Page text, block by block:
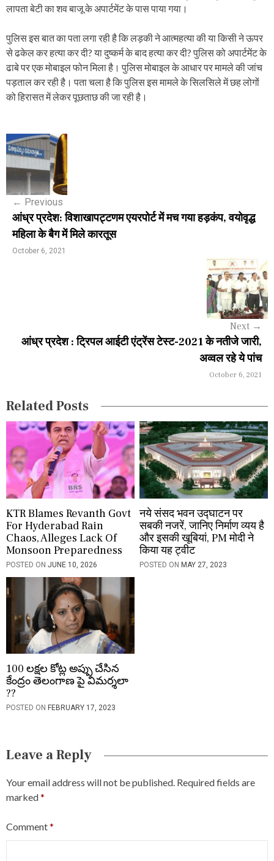
लापता बेटी का शव बाजू के अपार्टमेंट के पास पाया गया।
पुलिस इस बात का पता लगा रही है कि लड़की ने आत्महत्या की या किसी ने ऊपर
से ढकेल कर हत्या कर दी? या दुष्कर्म के बाद हत्या कर दी? पुलिस को अपार्टमेंट के
ढाबे पर एक मोबाइल फोन मिला है। पुलिस मोबाइल के आधार पर मामले की जांच
पड़ताल कर रही है। पता चला है कि पुलिस इस मामले के सिलसिले में छह लोगों
को हिरासत में लेकर पूछताछ की जा रही है।
P
o
s
n
a
o
← Previous
आंध्र प्रदेश: विशाखापट्टणम एयरपोर्ट में मच गया हड़कंप, वयोवृद्ध
महिला के बैग में मिले कारतूस
October 6, 2021
Next →
आंध्र प्रदेश : ट्रिपल आईटी एंट्रेंस टेस्ट-2021 के नतीजे जारी,
अव्वल रहे ये पांच
October 6, 2021
Related Posts
KTR Blames Revanth Govt
For Hyderabad Rain
Chaos, Alleges Lack Of
Monsoon Preparedness
POSTED ON JUNE 10, 2026
नये संसद भवन उद्घाटन पर
सबकी नजरें, जानिए निर्माण व्यय है
और इसकी खूबियां, PM मोदी ने
किया यह ट्वीट
POSTED ON MAY 27, 2023
100 లక్షల కోట్ల అప్పు చేసిన
కేంద్రం తెలంగాణ పై విమర్శలా
??
POSTED ON FEBRUARY 17, 2023
Leave a Reply
Your email address will not be published. Required fields are
marked*
Comment*